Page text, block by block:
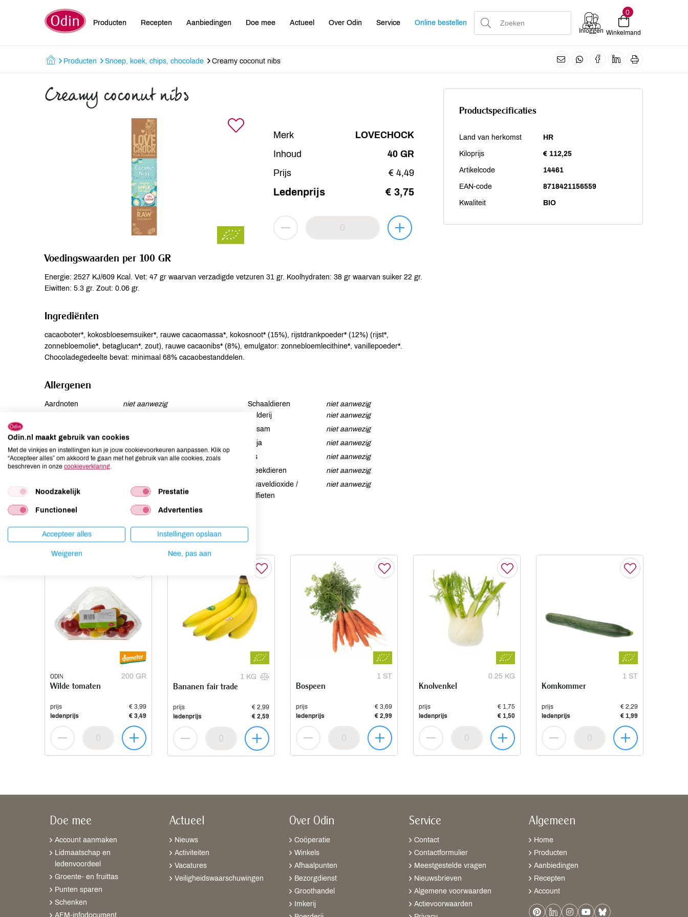
Producten Recepten Aanbiedingen Doe mee Actueel Over Odin Service Online bestellen
Inloggen
0
Winkelmand
Producten Snoep, koek, chips, chocolade Creamy coconut nibs
Creamy coconut nibs
Merk
LOVECHOCK
Inhoud
40 GR
Prijs
€ 4,49
Ledenprijs € 3,75
Voedingswaarden per 100 GR
Energie: 2527 KJ/609 Kcal. Vet: 47 gr waarvan verzadigde vetzuren 31 gr. Koolhydraten: 38 gr waarvan suiker 22 gr.
Eiwitten: 5.3 gr. Zout: 0.06 gr.
Ingrediënten
cacaoboter*, kokosbloesemsuiker*, rauwe cacaomassa*, kokosnoot* (15%), rijstdrankpoeder* (12%) (rijst*,
zonnebloemolie*, betaglucan*, zout), rauwe cacaonibs* (8%), emulgator: zonnebloemlecithine*, vanillepoeder*.
Chocoladegedeelte bevat: minimaal 68% cacaobestanddelen.
Allergenen
Aardnoten
niet aanwezig
Lactose
kan bevatten
Lupine
niet aanwezig
Noten
aanwezig
Schaaldieren
niet aanwezig
Selderij
niet aanwezig
Sesam
niet aanwezig
Soja
niet aanwezig
Vis
niet aanwezig
Weekdieren
niet aanwezig
Zwaveldioxide /
sulfieten
niet aanwezig
Productspecificaties
Land van herkomst HR
Kiloprijs € 112,25
Artikelcode 14461
EAN-code 8718421156559
Kwaliteit BIO
Anderen kochten ook
ODIN 200 GR
Wilde tomaten
prijs
€ 3,99
ledenprijs
€ 3,49
1 KG
Bananen fair trade
prijs
€ 2,99
ledenprijs
€ 2,59
1 ST
Bospeen
prijs
€ 3,69
ledenprijs
€ 2,99
0.25 KG
Knolvenkel
prijs
€ 1,75
ledenprijs
€ 1,50
1 ST
Komkommer
prijs
€ 2,29
ledenprijs
€ 1,99
Doe mee
Account aanmaken
Lidmaatschap en
ledenvoordeel
Groente- en fruittas
Punten sparen
Schenken
AFM-infodocument
Actueel
Nieuws
Activiteiten
Vacatures
Veiligheidswaarschuwingen
Over Odin
Coöperatie
Winkels
Afhaalpunten
Bezorgdienst
Groothandel
Imkerij
Service
Contact
Contactformulier
Meestgestelde vragen
Nieuwsbrieven
Algemene voorwaarden
Actievoorwaarden
Algemeen
Home
Producten
Aanbiedingen
Recepten
Account
Odin.nl maakt gebruik van cookies
Met de vinkjes en instellingen kun je jouw cookievoorkeuren aanpassen. Klik op
“Accepteer alles” om akkoord te gaan met het gebruik van alle cookies, zoals
beschreven in onze cookieverklaring.
Noodzakelijk Prestatie
Functioneel Advertenties
Accepteer alles Instellingen opslaan
Weigeren Nee, pas aan